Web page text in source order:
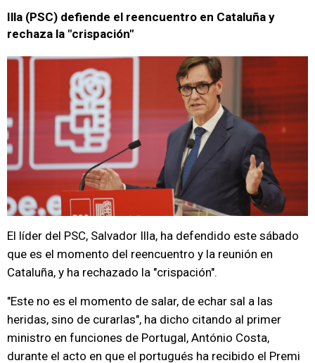
Illa (PSC) defiende el reencuentro en Cataluña y
rechaza la "crispación"
El líder del PSC, Salvador Illa, ha defendido este sábado
que es el momento del reencuentro y la reunión en
Cataluña, y ha rechazado la "crispación".
"Este no es el momento de salar, de echar sal a las
heridas, sino de curarlas", ha dicho citando al primer
ministro en funciones de Portugal, António Costa,
durante el acto en que el portugués ha recibido el Premi